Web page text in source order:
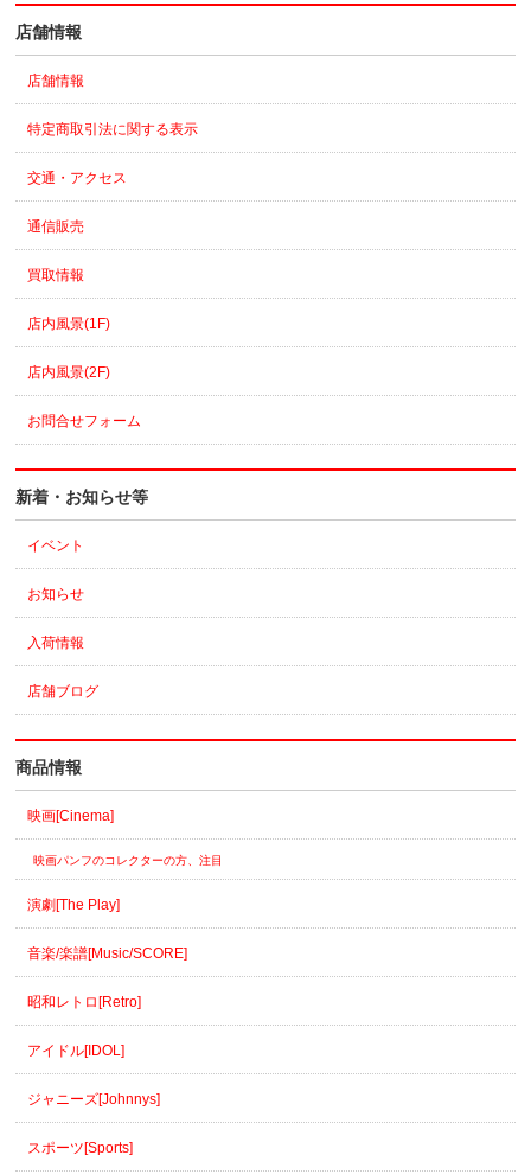
店舗情報
店舗情報
特定商取引法に関する表示
交通・アクセス
通信販売
買取情報
店内風景(1F)
店内風景(2F)
お問合せフォーム
新着・お知らせ等
イベント
お知らせ
入荷情報
店舗ブログ
商品情報
映画[Cinema]
映画パンフのコレクターの方、注目
演劇[The Play]
音楽/楽譜[Music/SCORE]
昭和レトロ[Retro]
アイドル[IDOL]
ジャニーズ[Johnnys]
スポーツ[Sports]